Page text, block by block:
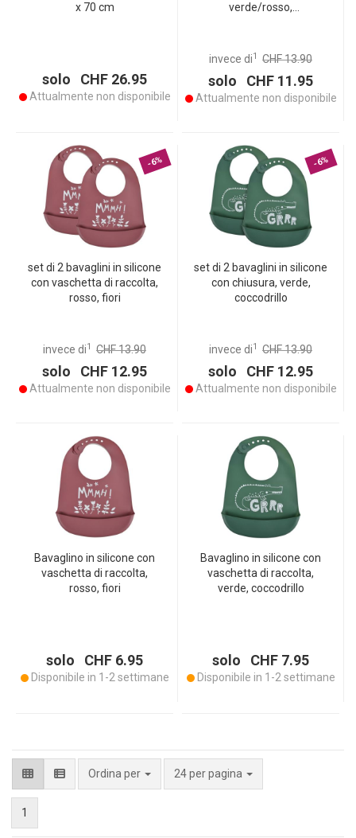
x 70 cm
solo CHF 26.95
Attualmente non disponibile
verde/rosso,
invece di1 CHF 13.90
solo CHF 11.95
Attualmente non disponibile
-6%
set di 2 bavaglini in silicone
con vaschetta di raccolta,
rosso, fiori
invece di1 CHF 13.90
solo CHF 12.95
Attualmente non disponibile
-6%
set di 2 bavaglini in silicone
con chiusura, verde,
coccodrillo
invece di1 CHF 13.90
solo CHF 12.95
Attualmente non disponibile
Bavaglino in silicone con
vaschetta di raccolta,
rosso, fiori
solo CHF 6.95
Disponibile in 1-2 settimane
Bavaglino in silicone con
vaschetta di raccolta,
verde, coccodrillo
solo CHF 7.95
Disponibile in 1-2 settimane
Ordina per 24 per pagina
1